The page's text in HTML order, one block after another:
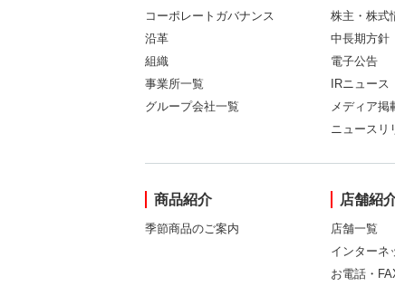
コーポレートガバナンス
沿革
組織
事業所一覧
グループ会社一覧
株主・株式
中長期方針
電子公告
IRニュース
メディア掲
ニュースリ
商品紹介
季節商品のご案内
店舗紹
店舗一覧
インターネ
お電話・